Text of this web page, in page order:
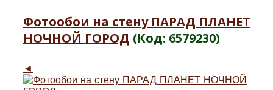
Фотообои на стену ПАРАД ПЛАНЕТ
НОЧНОЙ ГОРОД (Код: 6579230)
◄